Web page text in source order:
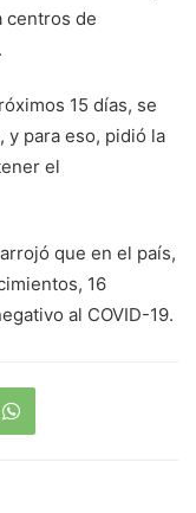
centros de
15 días, se
y para eso, pidió la
el
que en el país,
16
al COVID-19.